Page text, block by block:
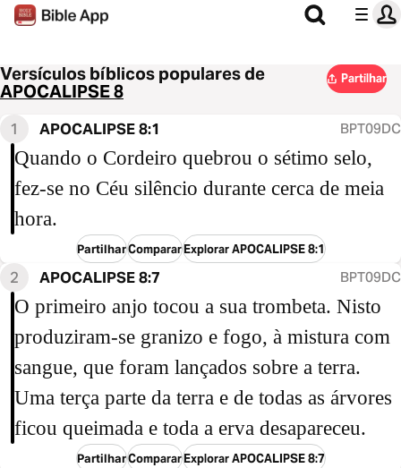
Versículos bíblicos populares de
APOCALIPSE 8
Partilhar
1 APOCALIPSE 8:1 BPT09DC
Quando o Cordeiro quebrou o sétimo selo,
fez-se no Céu silêncio durante cerca de meia
hora.
PartilharCompararExplorar APOCALIPSE 8:1
2 APOCALIPSE 8:7 BPT09DC
O primeiro anjo tocou a sua trombeta. Nisto
produziram-se granizo e fogo, à mistura com
sangue, que foram lançados sobre a terra.
Uma terça parte da terra e de todas as árvores
ficou queimada e toda a erva desapareceu.
PartilharCompararExplorar APOCALIPSE 8:7